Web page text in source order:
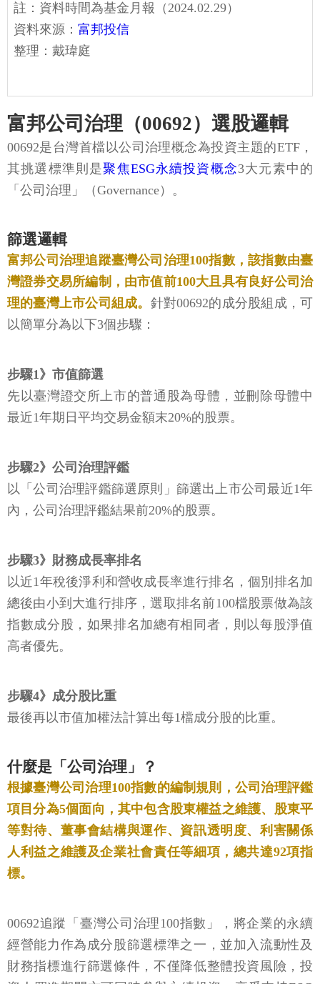
註：資料時間為基金月報（2024.02.29）
資料來源： 富邦投信
整理：戴瑋庭
富邦公司治理（00692）選股邏輯
00692是台灣首檔以公司治理概念為投資主題的ETF，
其挑選標準則是聚焦ESG永續投資概念3大元素中的
「公司治理」（Governance）。
篩選邏輯
富邦公司治理追蹤臺灣公司治理100指數，該指數由臺
灣證券交易所編制，由市值前100大且具有良好公司治
理的臺灣上市公司組成。 針對00692的成分股組成，可
以簡單分為以下3個步驟：
步驟1》市值篩選
先以臺灣證交所上市的普通股為母體，並刪除母體中
最近1年期日平均交易金額末20%的股票。
步驟2》公司治理評鑑
以「公司治理評鑑篩選原則」篩選出上市公司最近1年
內，公司治理評鑑結果前20%的股票。
步驟3》財務成長率排名
以近1年稅後淨利和營收成長率進行排名，個別排名加
總後由小到大進行排序，選取排名前100檔股票做為該
指數成分股，如果排名加總有相同者，則以每股淨值
高者優先。
步驟4》成分股比重
最後再以市值加權法計算出每1檔成分股的比重。
什麼是「公司治理」？
根據臺灣公司治理100指數的編制規則，公司治理評鑑
項目分為5個面向，其中包含股東權益之維護、股東平
等對待、董事會結構與運作、資訊透明度、利害關係
人利益之維護及企業社會責任等細項，總共達92項指
標。
00692追蹤「臺灣公司治理100指數」，將企業的永續
經營能力作為成分股篩選標準之一，並加入流動性及
財務指標進行篩選條件，不僅降低整體投資風險，投